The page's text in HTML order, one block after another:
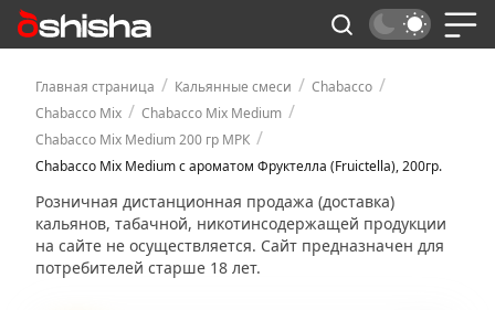
Главная страница / Кальянные смеси / Chabacco /
Chabacco Mix / Chabacco Mix Medium /
Chabacco Mix Medium 200 гр МРК /
Chabacco Mix Medium с ароматом Фруктелла (Fruictella), 200гр.
Розничная дистанционная продажа (доставка)
кальянов, табачной, никотинсодержащей продукции
на сайте не осуществляется. Сайт предназначен для
потребителей старше 18 лет.